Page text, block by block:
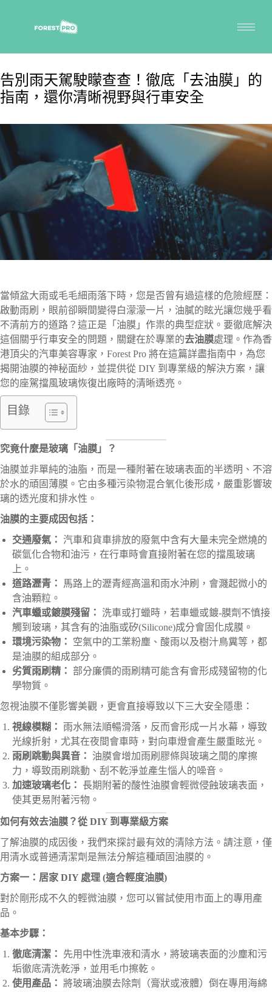
告別雨天駕駛矇查查！徹底「去油膜」的
指南，還你清晰視野與行車安全
當傾盆大雨或毛毛細雨落下時，您是否曾有過這樣的危險經歷：
啟動雨刷，眼前卻瞬間變得白濛濛一片，油膩的眩光讓您幾乎看
不清前方的道路？這正是「油膜」作祟的典型症狀。要徹底解決
這個關乎行車安全的問題，關鍵在於專業的去油膜處理。作為香
港頂尖的汽車美容專家，Forest Pro 將在這篇詳盡指南中，為您
揭開油膜的神秘面紗，並提供從 DIY 到專業級的解決方案，讓
您的座駕擋風玻璃恢復出廠時的清晰透亮。
目錄
究竟什麼是玻璃「油膜」？
油膜並非單純的油脂，而是一種附著在玻璃表面的半透明、不溶
於水的頑固薄膜。它由多種污染物混合氧化後形成，嚴重影響玻
璃的透光度和排水性。
油膜的主要成因包括：
交通廢氣：
汽車和貨車排放的廢氣中含有大量未完全燃燒的
碳氫化合物和油污，在行車時會直接附著在您的擋風玻璃
上。
道路瀝青：
馬路上的瀝青經高溫和雨水沖刷，會濺起微小的
含油顆粒。
汽車蠟或鍍膜殘留： 洗車或打蠟時，若車蠟或鍍-膜劑不慎接
觸到玻璃，其含有的油脂或矽(Silicone)成分會固化成膜。
環境污染物：
空氣中的工業粉塵、酸雨以及樹汁鳥糞等，都
是油膜的組成部分。
劣質雨刷精： 部分廉價的雨刷精可能含有會形成殘留物的化
學物質。
忽視油膜不僅影響美觀，更會直接導致以下三大安全隱患：
視線模糊：
雨水無法順暢滑落，反而會形成一片水幕，導致
光線折射，尤其在夜間會車時，對向車燈會產生嚴重眩光。
雨刷跳動與異音：
油膜會增加雨刷膠條與玻璃之間的摩擦
力，導致雨刷跳動、刮不乾淨並產生惱人的噪音。
加速玻璃老化： 長期附著的酸性油膜會輕微侵蝕玻璃表面，
使其更易附著污物。
如何有效去油膜？從 DIY 到專業級方案
了解油膜的成因後，我們來探討最有效的清除方法。請注意，僅
用清水或普通清潔劑是無法分解這種頑固油膜的。
方案一：居家 DIY 處理 (適合輕度油膜)
對於剛形成不久的輕微油膜，您可以嘗試使用市面上的專用產
品。
基本步驟：
徹底清潔：
先用中性洗車液和清水，將玻璃表面的沙塵和污
垢徹底清洗乾淨，並用毛巾擦乾。
使用產品： 將玻璃油膜去除劑（膏狀或液體）倒在專用海綿